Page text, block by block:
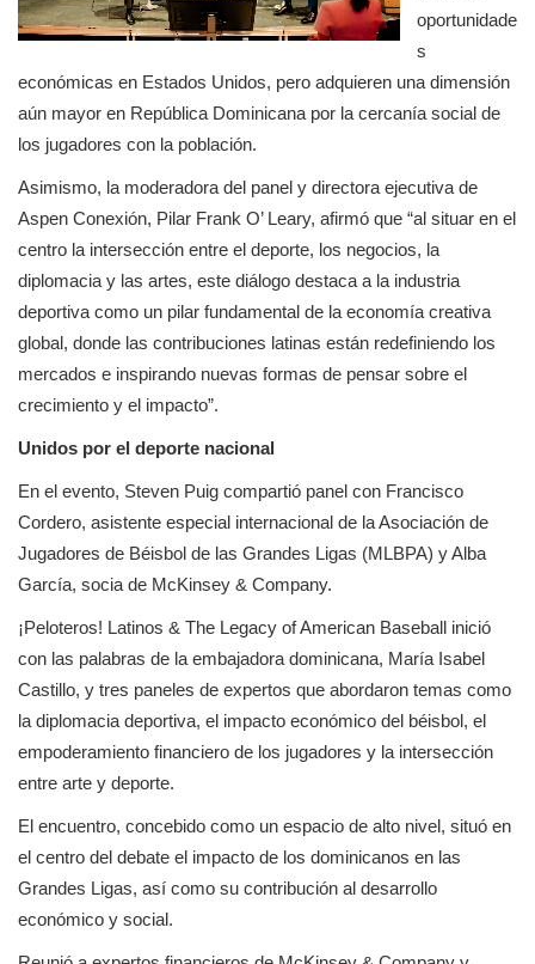
oportunidade
s
económicas en Estados Unidos, pero adquieren una dimensión
aún mayor en República Dominicana por la cercanía social de
los jugadores con la población.
Asimismo, la moderadora del panel y directora ejecutiva de
Aspen Conexión, Pilar Frank O’ Leary, afirmó que “al situar en el
centro la intersección entre el deporte, los negocios, la
diplomacia y las artes, este diálogo destaca a la industria
deportiva como un pilar fundamental de la economía creativa
global, donde las contribuciones latinas están redefiniendo los
mercados e inspirando nuevas formas de pensar sobre el
crecimiento y el impacto”.
Unidos por el deporte nacional
En el evento, Steven Puig compartió panel con Francisco
Cordero, asistente especial internacional de la Asociación de
Jugadores de Béisbol de las Grandes Ligas (MLBPA) y Alba
García, socia de McKinsey & Company.
¡Peloteros! Latinos & The Legacy of American Baseball inició
con las palabras de la embajadora dominicana, María Isabel
Castillo, y tres paneles de expertos que abordaron temas como
la diplomacia deportiva, el impacto económico del béisbol, el
empoderamiento financiero de los jugadores y la intersección
entre arte y deporte.
El encuentro, concebido como un espacio de alto nivel, situó en
el centro del debate el impacto de los dominicanos en las
Grandes Ligas, así como su contribución al desarrollo
económico y social.